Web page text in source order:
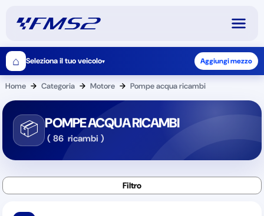
⌂ Seleziona il tuo veicolo▾ Aggiungi mezzo
Home → Categoria → Motore → Pompe acqua ricambi
📦 POMPE ACQUA RICAMBI
( 86 ricambi )